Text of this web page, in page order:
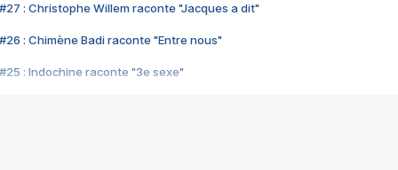
#27 : Christophe Willem raconte "Jacques a dit"
#26 : Chimène Badi raconte "Entre nous"
#25 : Indochine raconte "3e sexe"